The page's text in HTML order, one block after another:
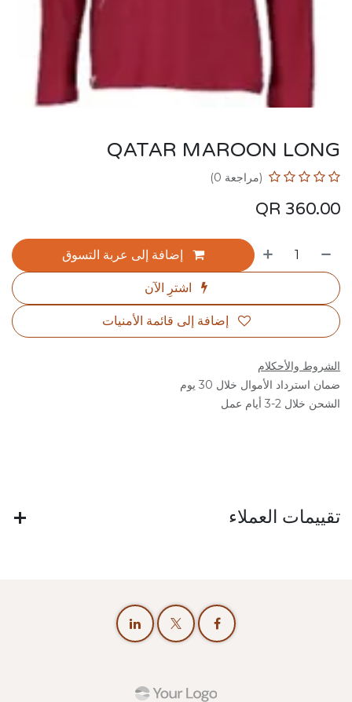
QATAR MAROON LONG
(مراجعة 0)
360.00
إضافة إلى عربة التسوق
اشترِ الآن
إضافة إلى قائمة الأمنيات
الشروط والأحكلام
ضمان استرداد الأموال خلال 30 يوم
الشحن خلال 2-3 أيام عمل
تقييمات العملاء